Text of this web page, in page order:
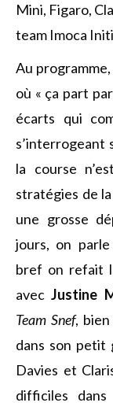
Mini, Figaro,
team Imoca
Au
où « ça part
écarts qui
s’interrogeant
la course
stratégies de
une grosse
jours, on
bref on refait
avecJustine
Team Snef,
dans son petit
Davies et
difficiles